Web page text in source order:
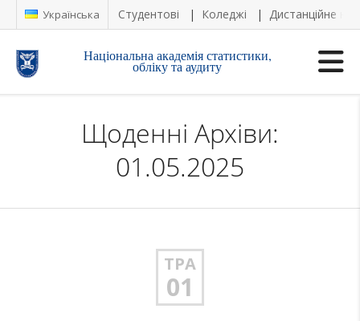
Українська Студентові Коледжі Дистанційне
Національна академія статистики,
обліку та аудиту
Щоденні Архіви:
01.05.2025
ТРА
01